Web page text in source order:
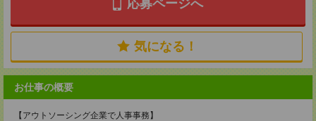
応募ページへ
気になる！
お仕事の概要
【アウトソーシング企業で人事事務】